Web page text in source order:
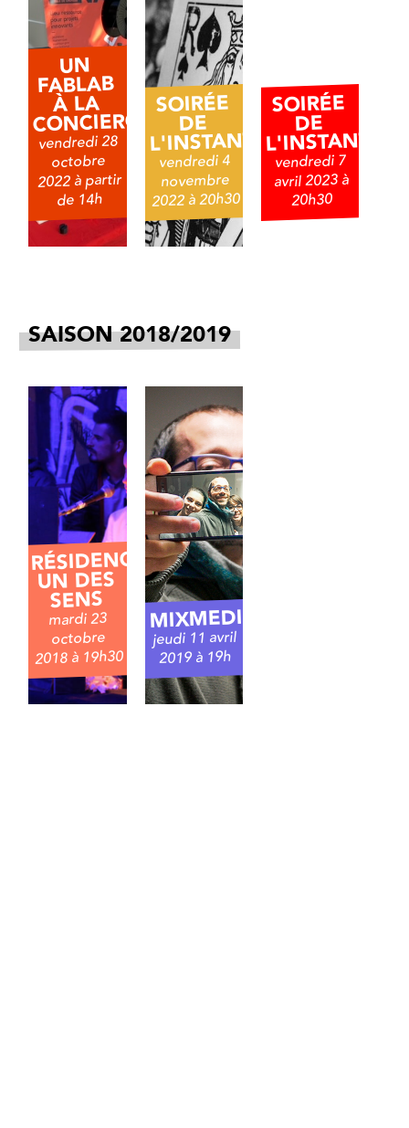
UN
FABLAB
À LA
CONCIERGERIE
vendredi 28
octobre
2022 à partir
de 14h
SOIRÉE
DE
L'INSTANT
vendredi 4
novembre
2022 à 20h30
SOIRÉE
DE
L'INSTANT
vendredi 7
avril 2023 à
20h30
SAISON 2018/2019
RÉSIDENCE
UN DES
SENS
mardi 23
octobre
2018 à 19h30
MIXMEDIA
jeudi 11 avril
2019 à 19h